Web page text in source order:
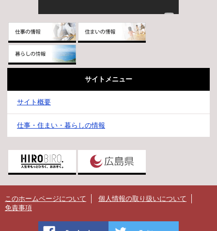
サイトメニュー
サイト概要
仕事・住まい・暮らしの情報
このホームページについて
個人情報の取り扱いについて
免責事項